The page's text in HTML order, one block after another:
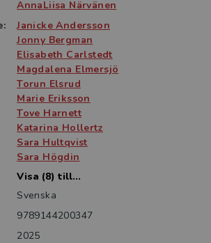
lär man sig mer!
provlektioner besök:
team-english
AnnaLiisa Närvänen
Janicke Andersson
Jonny Bergman
Elisabeth Carlstedt
Magdalena Elmersjö
Torun Elsrud
Marie Eriksson
Tove Harnett
Katarina Hollertz
Sara Hultqvist
Sara Högdin
Visa (8) till...
Svenska
9789144200347
2025